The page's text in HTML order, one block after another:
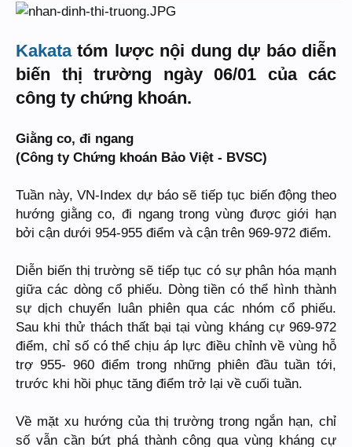
Kakatatóm lược nội dung dự báo diễn
biến thị trường ngày 06/01 của các
công ty chứng khoán.
Giằng co, đi ngang
(Công ty Chứng khoán Bảo Việt - BVSC)
Tuần này, VN-Index dự báo sẽ tiếp tục biến động theo
hướng giằng co, đi ngang trong vùng được giới hạn
bởi cận dưới 954-955 điểm và cận trên 969-972 điểm.
Diễn biến thị trường sẽ tiếp tục có sự phân hóa mạnh
giữa các dòng cổ phiếu. Dòng tiền có thể hình thành
sự dịch chuyển luân phiên qua các nhóm cổ phiếu.
Sau khi thử thách thất bại tại vùng kháng cự 969-972
điểm, chỉ số có thể chịu áp lực điều chỉnh về vùng hỗ
trợ 955- 960 điểm trong những phiên đầu tuần tới,
trước khi hồi phục tăng điểm trở lại về cuối tuần.
Về mặt xu hướng của thị trường trong ngắn hạn, chỉ
số vẫn cần bứt phá thành công qua vùng kháng cự